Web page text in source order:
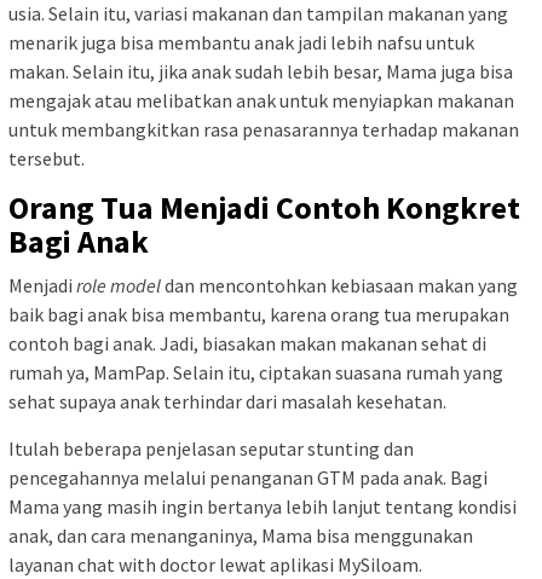
usia. Selain itu, variasi makanan dan tampilan makanan yang
menarik juga bisa membantu anak jadi lebih nafsu untuk
makan. Selain itu, jika anak sudah lebih besar, Mama juga bisa
mengajak atau melibatkan anak untuk menyiapkan makanan
untuk membangkitkan rasa penasarannya terhadap makanan
tersebut.
Orang Tua Menjadi Contoh Kongkret
Bagi Anak
Menjadi role modeldan mencontohkan kebiasaan makan yang
baik bagi anak bisa membantu, karena orang tua merupakan
contoh bagi anak. Jadi, biasakan makan makanan sehat di
rumah ya, MamPap. Selain itu, ciptakan suasana rumah yang
sehat supaya anak terhindar dari masalah kesehatan.
Itulah beberapa penjelasan seputar stunting dan
pencegahannya melalui penanganan GTM pada anak. Bagi
Mama yang masih ingin bertanya lebih lanjut tentang kondisi
anak, dan cara menanganinya, Mama bisa menggunakan
layanan chat with doctor lewat aplikasi MySiloam.